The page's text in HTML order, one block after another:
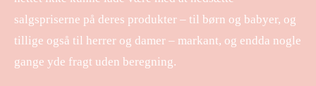
salgspriserne på deres produkter – til børn og babyer, og
tillige også til herrer og damer – markant, og endda nogle
gange yde fragt uden beregning.